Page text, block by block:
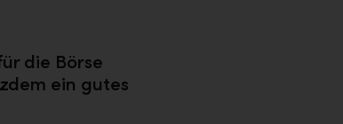
die Börse
ein gutes